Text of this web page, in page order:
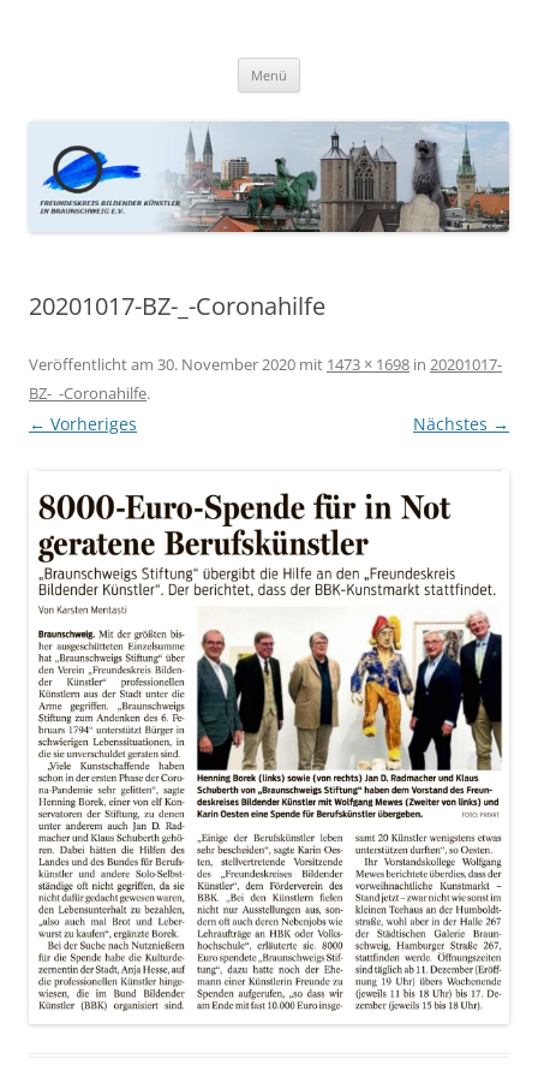
Menü
20201017-BZ-_-Coronahilfe
Veröffentlicht am 30. November 2020 mit 1473 × 1698 in 20201017-
BZ-_-Coronahilfe.
← Vorheriges Nächstes →